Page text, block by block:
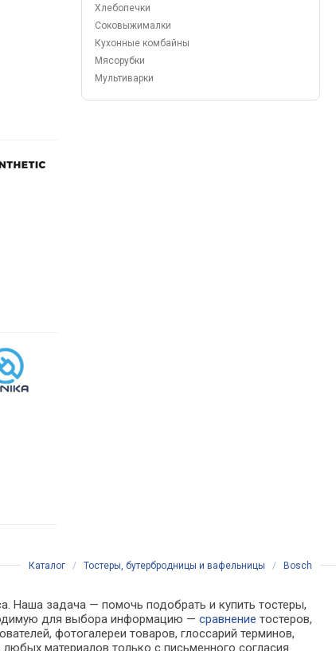
Хлебопечки
Соковыжималки
Кухонные комбайны
Мясорубки
Мультиварки
Каталог / Тостеры, бутербродницы и вафельницы / Bosch
Наша задача — помочь подобрать и купить тостеры,
для выбора информацию —сравнение тостеров,
фотогалереи товаров, глоссарий терминов,
материалов только с письменного согласия